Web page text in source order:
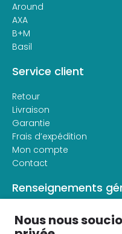
Around
AXA
B+M
Basil
Service client
Retour
Livraison
Garantie
Frais d’expédition
Mon compte
Contact
Renseignements
À propos de veloconfort
Conditions générales
Nous nous